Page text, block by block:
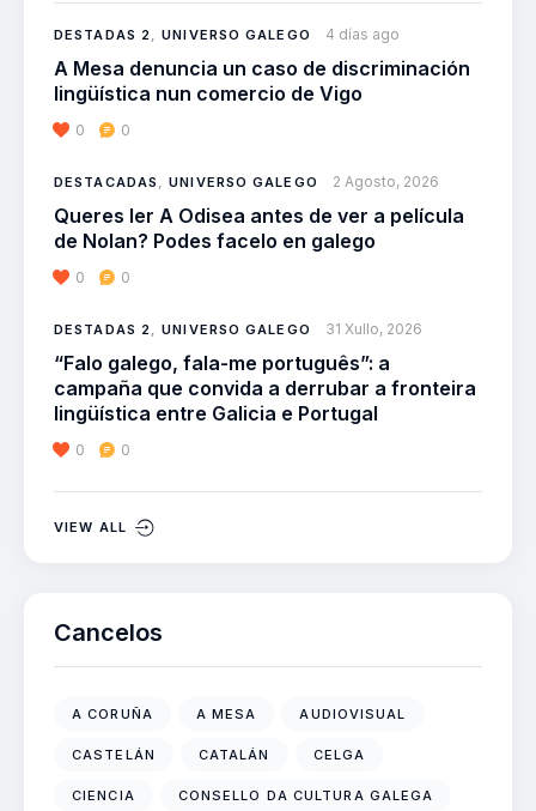
DESTADAS 2,UNIVERSO GALEGO 4 días ago
A Mesa denuncia un caso de discriminación
lingüística nun comercio de Vigo
0 0
DESTACADAS ,UNIVERSO GALEGO 2 Agosto, 2026
Queres ler A Odisea antes de ver a película
de Nolan? Podes facelo en galego
0 0
DESTADAS 2,UNIVERSO GALEGO 31 Xullo, 2026
“Falo galego, fala-me português”: a
campaña que convida a derrubar a fronteira
lingüística entre Galicia e Portugal
0 0
VIEW ALL
Cancelos
A CORUÑA A MESA AUDIOVISUAL
CASTELÁN CATALÁN CELGA
CIENCIA CONSELLO DA CULTURA GALEGA